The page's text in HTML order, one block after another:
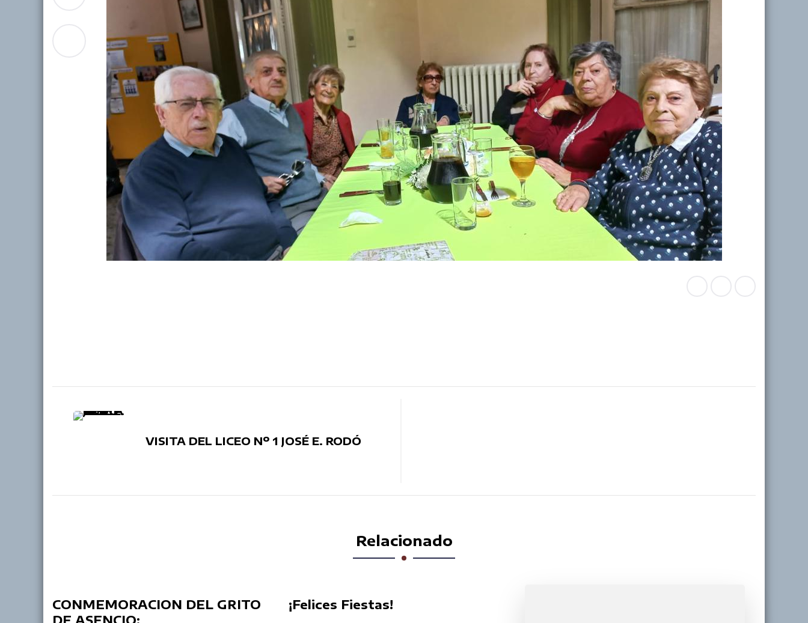
Navigation
VISITA DEL LICEO Nº 1 JOSÉ E. RODÓ
Relacionado
CONMEMORACION DEL GRITO
DE ASENCIO:
¡Felices Fiestas!